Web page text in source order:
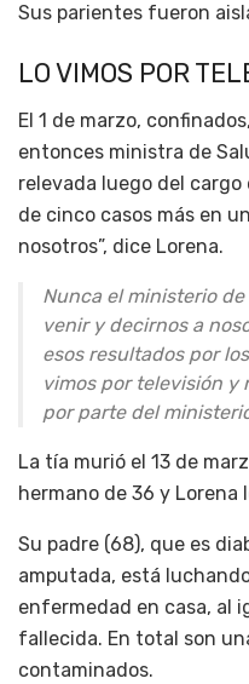
Sus parientes fueron
LO VIMOS POR
El 1 de marzo,
entonces ministra de
relevada luego del
de cinco casos más en
nosotros”, dice Lorena.
Nunca el ministerio
venir y decirnos a
esos resultados por
vimos por televisión y
por parte del
La tía murió el 13 de
hermano de 36 y Lorena
Su padre (68), que es
amputada, está
enfermedad en casa, al
fallecida. En total son
contaminados.